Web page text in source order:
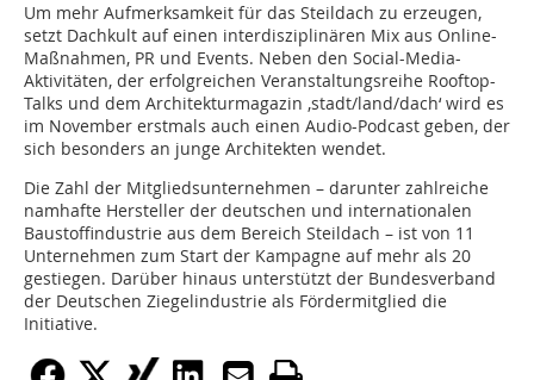
Um mehr Aufmerksamkeit für das Steildach zu erzeugen,
setzt Dachkult auf einen interdisziplinären Mix aus Online-
Maßnahmen, PR und Events. Neben den Social-Media-
Aktivitäten, der erfolgreichen Veranstaltungsreihe Rooftop-
Talks und dem Architekturmagazin ‚stadt/land/dach‘ wird es
im November erstmals auch einen Audio-Podcast geben, der
sich besonders an junge Architekten wendet.
Die Zahl der Mitgliedsunternehmen – darunter zahlreiche
namhafte Hersteller der deutschen und internationalen
Baustoffindustrie aus dem Bereich Steildach – ist von 11
Unternehmen zum Start der Kampagne auf mehr als 20
gestiegen. Darüber hinaus unterstützt der Bundesverband
der Deutschen Ziegelindustrie als Fördermitglied die
Initiative.